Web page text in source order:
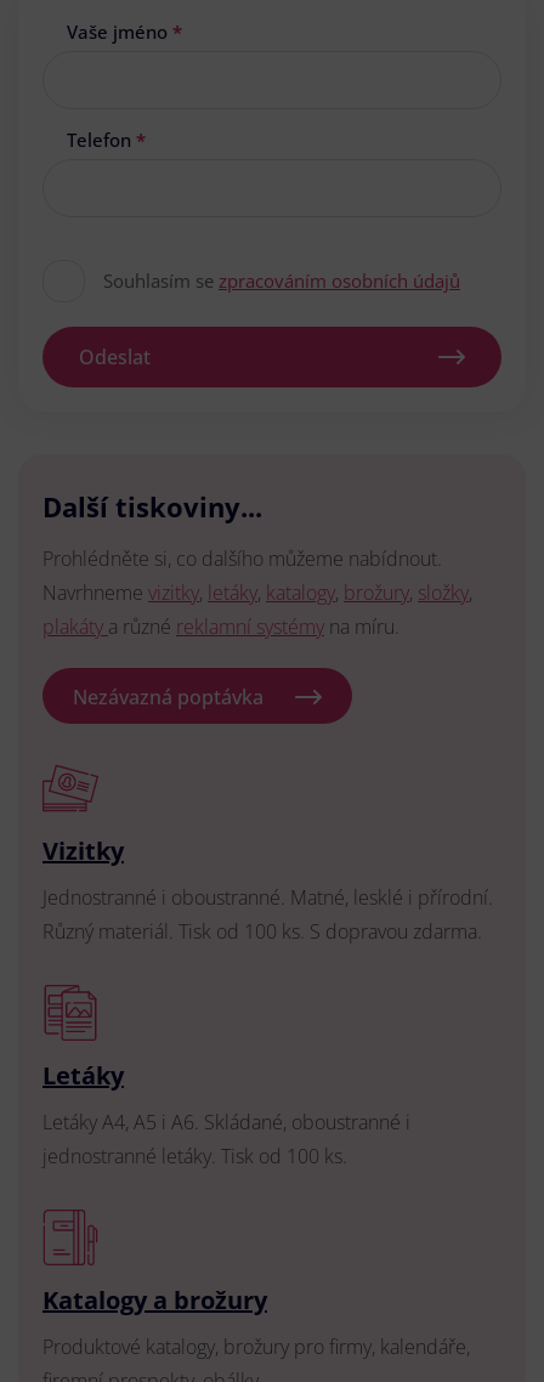
Vaše jméno *
Telefon *
Souhlasím se zpracováním osobních údajů
Odeslat
Další tiskoviny...
Prohlédněte si, co dalšího můžeme nabídnout.
Navrhneme vizitky, letáky, katalogy, brožury, složky,
plakáty a různé reklamní systémy na míru.
Nezávazná poptávka
Vizitky
Jednostranné i oboustranné. Matné, lesklé i přírodní.
Různý materiál. Tisk od 100 ks. S dopravou zdarma.
Letáky
Letáky A4, A5 i A6. Skládané, oboustranné i
jednostranné letáky. Tisk od 100 ks.
Katalogy a brožury
Produktové katalogy, brožury pro firmy, kalendáře,